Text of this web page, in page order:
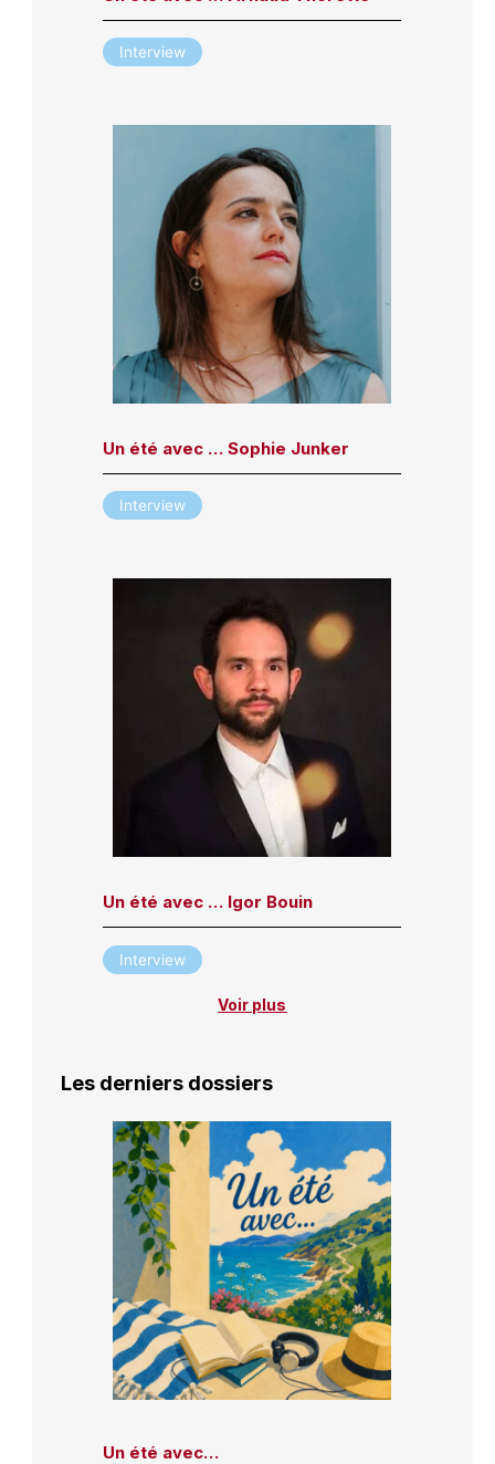
Interview
Un été avec … Sophie Junker
Interview
Un été avec … Igor Bouin
Interview
Voir plus
Les derniers dossiers
Un été avec…